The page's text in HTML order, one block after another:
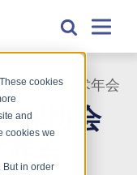
cookies
and
cookies we
But in order
学分会学术年会
理协会
会